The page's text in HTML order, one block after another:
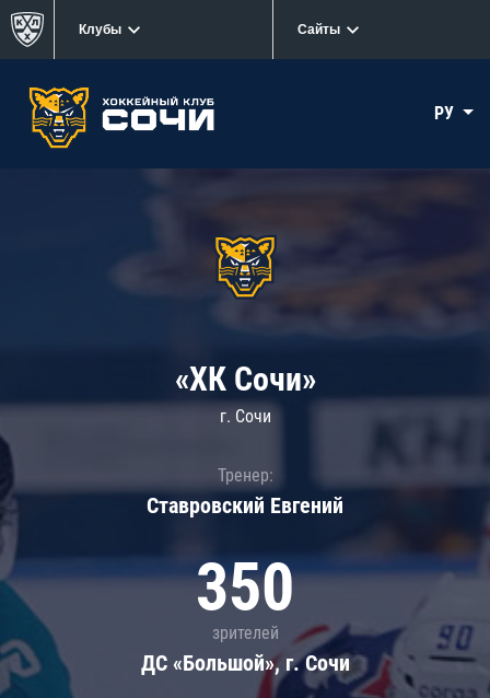
Клубы Сайты
РУ
«ХК Сочи»
г. Сочи
Тренер:
Ставровский Евгений
350
зрителей
ДС «Большой», г. Сочи